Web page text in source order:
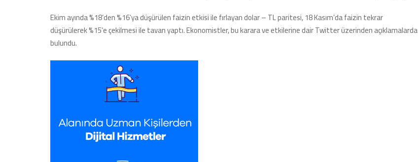
Ekim ayında %18’den %16’ya düşürülen faizin etkisi ile fırlayan dolar – TL paritesi, 18 Kasım’da faizin tekrar
düşürülerek %15’e çekilmesi ile tavan yaptı. Ekonomistler, bu karara ve etkilerine dair Twitter üzerinden açıklamalarda
bulundu.